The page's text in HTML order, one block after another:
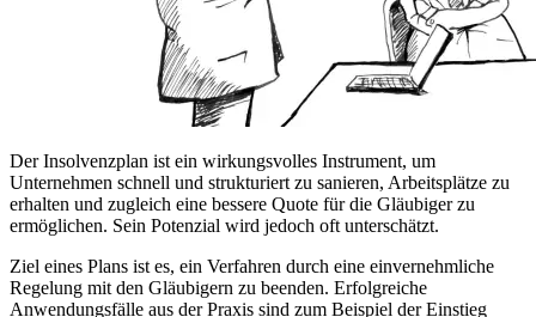
Der Insolvenzplan ist ein wirkungsvolles Instrument, um
Unternehmen schnell und strukturiert zu sanieren, Arbeitsplätze zu
erhalten und zugleich eine bessere Quote für die Gläubiger zu
ermöglichen. Sein Potenzial wird jedoch oft unterschätzt.
Ziel eines Plans ist es, ein Verfahren durch eine einvernehmliche
Regelung mit den Gläubigern zu beenden. Erfolgreiche
Anwendungsfälle aus der Praxis sind zum Beispiel der Einstieg